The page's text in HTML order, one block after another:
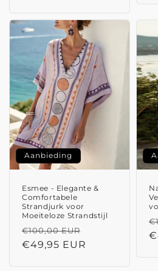
Aanbieding
Esmee - Elegante &
Comfortabele
Strandjurk voor
Moeiteloze Strandstijl
Normale
prijs
€100,00 EUR
€49,95 EUR